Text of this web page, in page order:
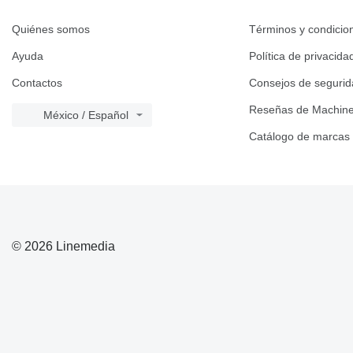
MH
TH
Quiénes somos
Ayuda
Contactos
México / Español
Términos y
Política de
Consejos de
Reseñas de
Catálogo de marcas
© 2026 Linemedia